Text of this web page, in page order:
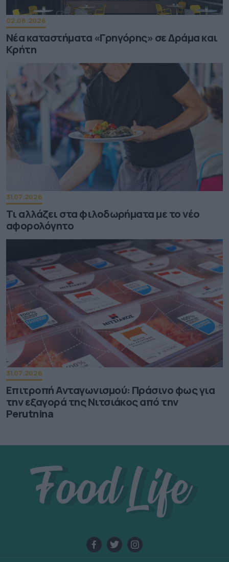
02.08.2026
Νέα καταστήματα «Γρηγόρης» σε Δράμα και
Κρήτη
31.07.2026
Τι αλλάζει στα φιλοδωρήματα με το νέο
αφορολόγητο
31.07.2026
Επιτροπή Ανταγωνισμού: Πράσινο φως για
την εξαγορά της Νιτσιάκος από την
Perutnina